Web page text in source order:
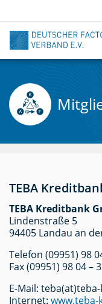
main
content
TEBA
TEBA Kreditbank
Lindenstraße 5
94405 Landau an
Telefon (09951) 98
Fax (09951) 98 04 –
E-Mail:
Internet: